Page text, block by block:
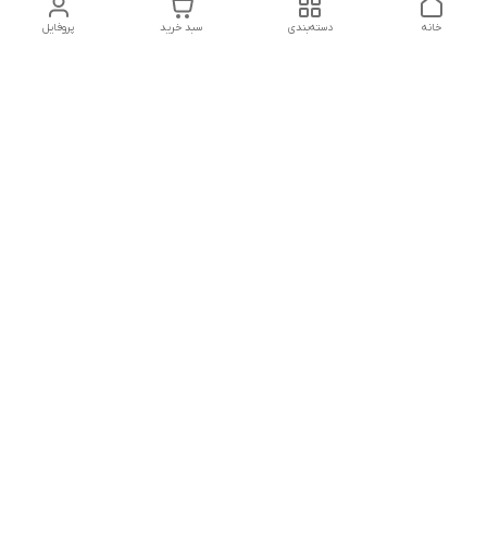
پروفایل سبد خرید دسته‌بندی خانه